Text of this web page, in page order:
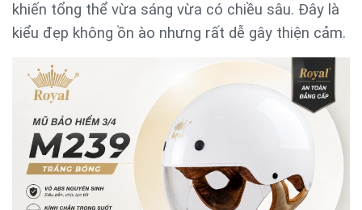
khiến tổng thể vừa sáng vừa có chiều sâu. Đây là
kiểu đẹp không ồn ào nhưng rất dễ gây thiện cảm.